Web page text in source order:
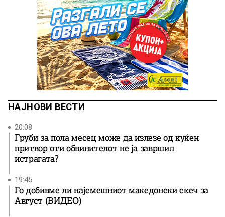
НАЈНОВИ ВЕСТИ
20:08
Груби за пола месец може да излезе од куќен
притвор оти обвинителот не ја завршил
истрагата?
19:45
Го добивме ли најсмешниот македонски скеч за
Август (ВИДЕО)